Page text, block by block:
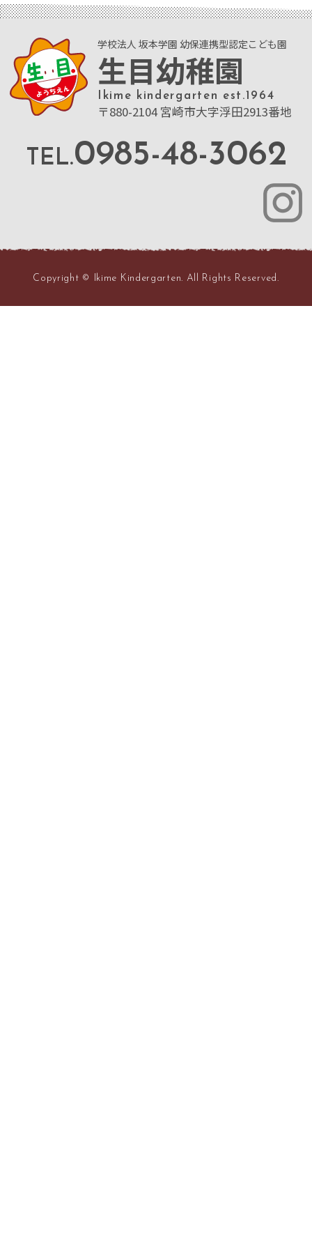
学校法人 坂本学園 幼保連携型認定こども園
生目幼稚園
Ikime kindergarten est.1964
〒880-2104 宮崎市大字浮田2913番地
TEL.0985-48-3062
Copyright © Ikime Kindergarten. All Rights Reserved.